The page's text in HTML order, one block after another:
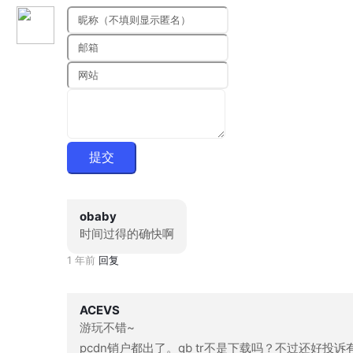
提交
obaby
时间过得的确快啊
1 年前 回复
ACEVS
游玩不错~
pcdn销户都出了。qb tr不是下载吗？不过还好投诉